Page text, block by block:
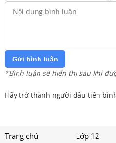
Gửi bình luận
*Bình luận sẽ hiển thị sau khi
Hãy trở thành người đầu tiên
Trang chủ Lớp 12